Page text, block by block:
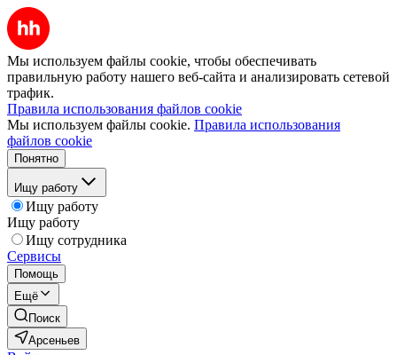
Мы используем файлы cookie, чтобы обеспечивать
правильную работу нашего веб-сайта и анализировать сетевой
трафик.
Правила использования файлов cookie
Мы используем файлы cookie. Правила использования
файлов cookie
Понятно
Ищу работу
Ищу работу
Ищу работу
Ищу сотрудника
Сервисы
Помощь
Ещё
Поиск
Арсеньев